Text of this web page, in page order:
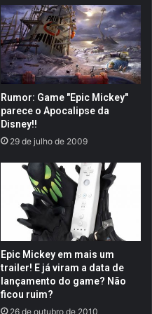
Rumor: Game "Epic Mickey"
parece o Apocalipse da
Disney!!
29 de julho de 2009
Epic Mickey em mais um
trailer! E já viram a data de
lançamento do game? Não
ficou ruim?
26 de outubro de 2010